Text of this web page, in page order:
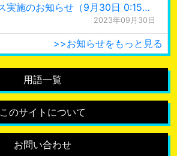
緊急メンテナンス実施のお知らせ（9月30日 0:15更新）
2023年09月30日
>>お知らせをもっと見る
用語一覧
このサイトについて
お問い合わせ